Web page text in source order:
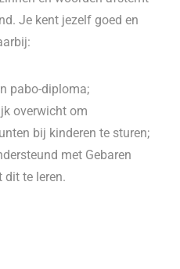
Je kent jezelf goed en
pabo-diploma;
overwicht om
bij kinderen te sturen;
met Gebaren
dit te leren.